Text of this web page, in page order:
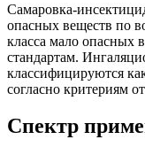
Самаровка-
опасных веществ по
класса мало опасных
стандартам.
классифицируются
согласно критериям
Спектр